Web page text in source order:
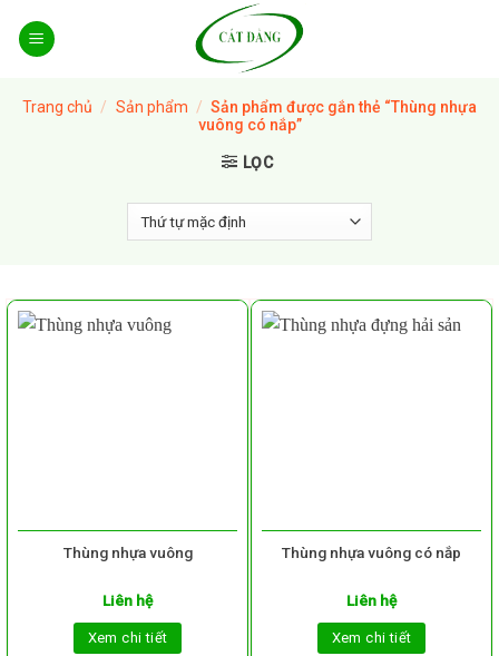
Trang chủ / Sản phẩm / Sản phẩm được gắn thẻ “Thùng nhựa
vuông có nắp”
LỌC
Thùng nhựa vuông
Liên hệ
Xem chi tiết
Thùng nhựa vuông có nắp
Liên hệ
Xem chi tiết